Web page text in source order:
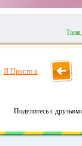
Я Просто я
Поделитесь с